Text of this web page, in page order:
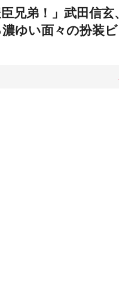
兄弟！」武田信
ゆい面々の扮装